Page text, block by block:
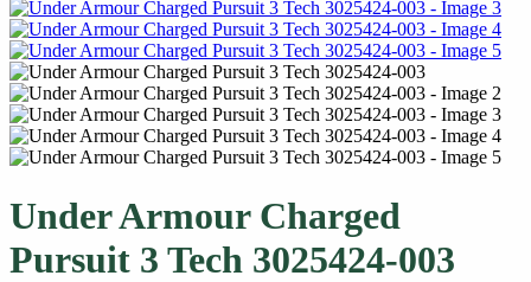
Under Armour Charged
Pursuit 3 Tech 3025424-003